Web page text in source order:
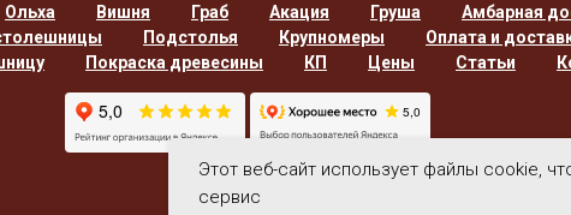
Ольха Вишня Граб Акация Груша
Амбарная
Подстолья Крупномеры
Оплата и
Покраска древесины КП Цены Статьи
Этот веб-сайт использует файлы cookie,
сервис